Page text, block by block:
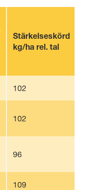
Stärkelseskörd
kg/ha rel. tal
102
102
96
109